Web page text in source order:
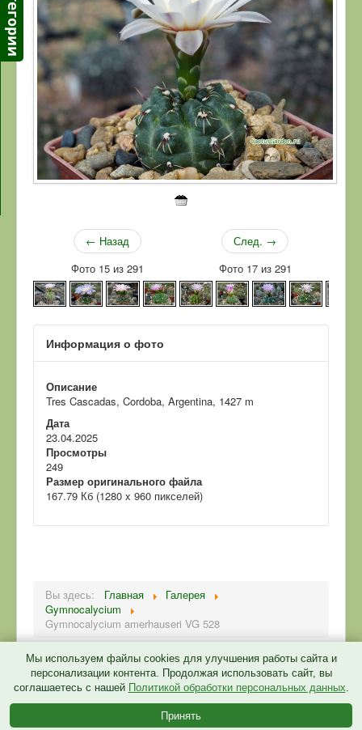
Мы используем файлы cookies для улучшения работы сайта и
персонализации контента. Продолжая использовать сайт, вы
соглашаетесь с нашей Политикой обработки персональных данных.
Принять
← Назад
Фото 15 из 291
След. →
Фото 17 из 291
Информация о фото
Описание
Tres Cascadas, Cordoba, Argentina, 1427 m
Дата
23.04.2025
Просмотры
249
Размер оригинального файла
167.79 Кб (1280 x 960 пикселей)
Вы здесь: Главная
Галерея
Gymnocalycium
Gymnocalycium amerhauseri VG 528
Политика конфиденциальности